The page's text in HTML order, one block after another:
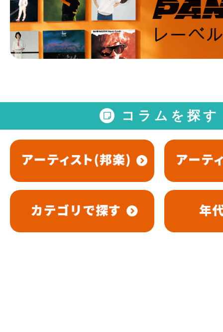
コラムを探す